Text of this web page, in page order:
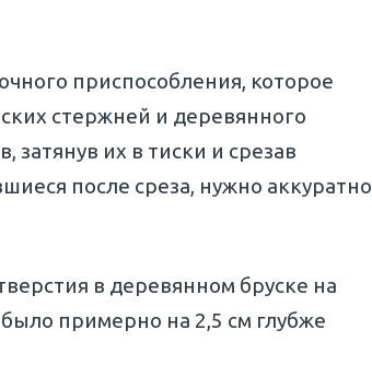
приспособления, которое
стержней и деревянного
затянув их в тиски и срезав
после среза, нужно аккуратно
в деревянном бруске на
примерно на 2,5 см глубже